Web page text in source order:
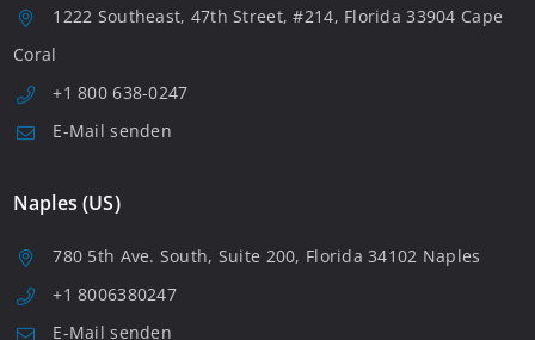
1222 Southeast, 47th Street, #214, Florida 33904 Cape
Coral
+1 800 638-0247
E-Mail senden
Naples (US)
780 5th Ave. South, Suite 200, Florida 34102 Naples
+1 8006380247
E-Mail senden